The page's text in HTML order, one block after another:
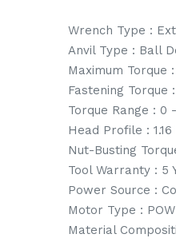
Wrench Type :
Anvil Type : Ball
Maximum Torque
Fastening Torque
Torque Range : 0
Head Profile : 1.16
Nut-Busting
Tool Warranty : 5
Power Source :
Motor Type :
Material